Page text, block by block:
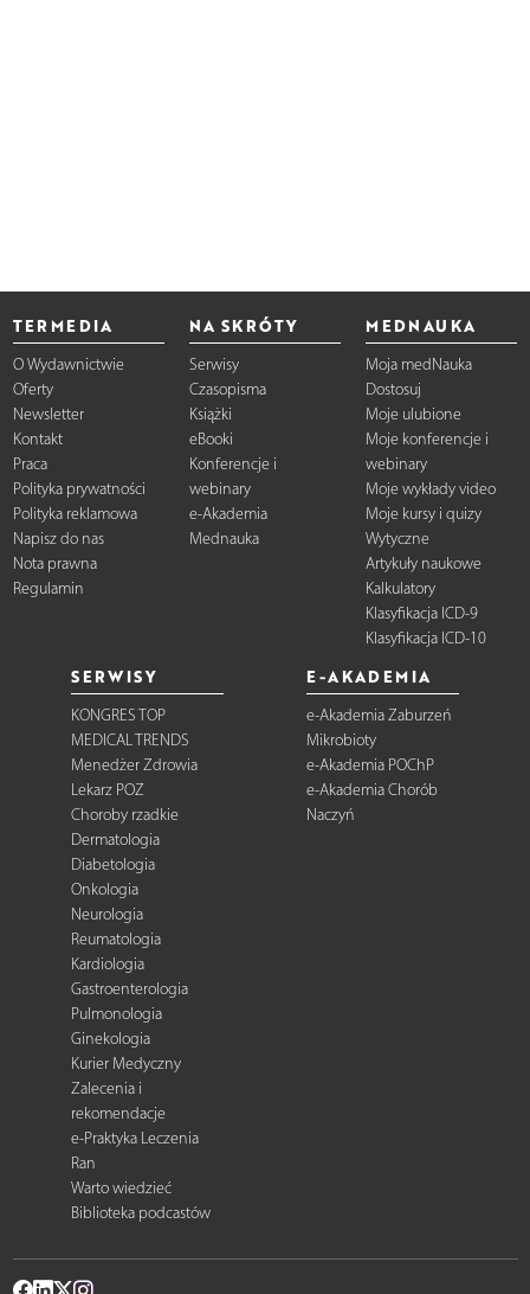
TERMEDIA
O Wydawnictwie
Oferty
Newsletter
Kontakt
Praca
Polityka prywatności
Polityka reklamowa
Napisz do nas
Nota prawna
Regulamin
NA SKRÓTY
Serwisy
Czasopisma
Książki
eBooki
Konferencje i
webinary
e-Akademia
Mednauka
MEDNAUKA
Moja medNauka
Dostosuj
Moje ulubione
Moje konferencje i
webinary
Moje wykłady video
Moje kursy i quizy
Wytyczne
Artykuły naukowe
Kalkulatory
Klasyfikacja ICD-9
Klasyfikacja ICD-10
SERWISY
KONGRES TOP
MEDICAL TRENDS
Menedżer Zdrowia
Lekarz POZ
Choroby rzadkie
Dermatologia
Diabetologia
Onkologia
Neurologia
Reumatologia
Kardiologia
Gastroenterologia
Pulmonologia
Ginekologia
Kurier Medyczny
Zalecenia i
rekomendacje
e-Praktyka Leczenia
Ran
Warto wiedzieć
Biblioteka podcastów
E-AKADEMIA
e-Akademia Zaburzeń
Mikrobioty
e-Akademia POChP
e-Akademia Chorób
Naczyń